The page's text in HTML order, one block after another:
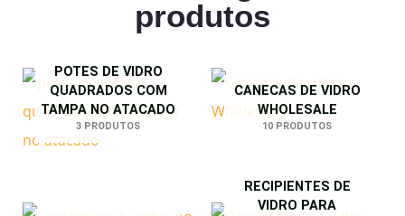
produtos
POTES DE VIDRO
QUADRADOS COM
TAMPA NO ATACADO
3 PRODUTOS
CANECAS DE VIDRO
WHOLESALE
10 PRODUTOS
RECIPIENTES DE
VIDRO PARA